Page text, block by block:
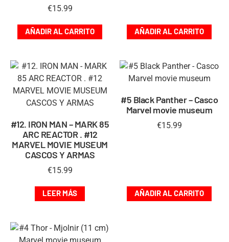
€15.99
AÑADIR AL CARRITO AÑADIR AL CARRITO
#12. IRON MAN – MARK 85
ARC REACTOR . #12
MARVEL MOVIE MUSEUM
CASCOS Y ARMAS
€15.99
LEER MÁS
#5 Black Panther – Casco
Marvel movie museum
€15.99
AÑADIR AL CARRITO